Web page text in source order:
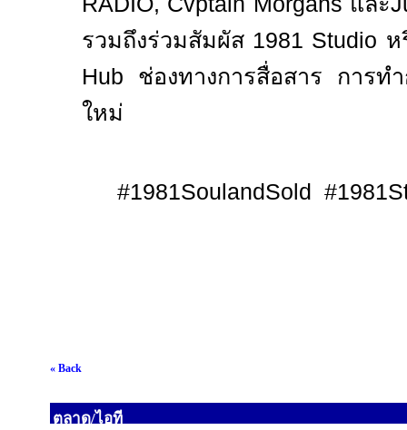
รวมถึงร่วมสัมผัส 1981 Studio
Hub ช่องทางการสื่อสาร การท
ใหม่
#1981SoulandSold
« Back
ตลาด/ไอที